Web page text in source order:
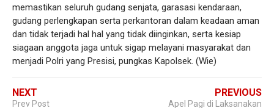
memastikan seluruh gudang senjata, garasasi kendaraan,
gudang perlengkapan serta perkantoran dalam keadaan aman
dan tidak terjadi hal hal yang tidak diinginkan, serta kesiap
siagaan anggota jaga untuk sigap melayani masyarakat dan
menjadi Polri yang Presisi, pungkas Kapolsek. (Wie)
NEXT
Prev Post
PREVIOUS
Apel Pagi di Laksanakan